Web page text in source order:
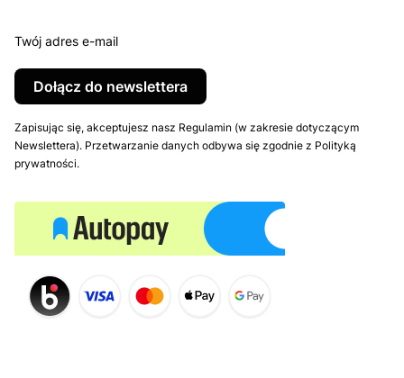
Twój adres e-mail
Dołącz do newslettera
Zapisując się, akceptujesz nasz Regulamin (w zakresie dotyczącym
Newslettera). Przetwarzanie danych odbywa się zgodnie z Polityką
prywatności.